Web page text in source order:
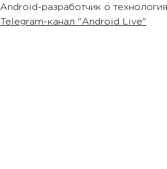
Android-разработчик о
Telegram-канал "Android Live"